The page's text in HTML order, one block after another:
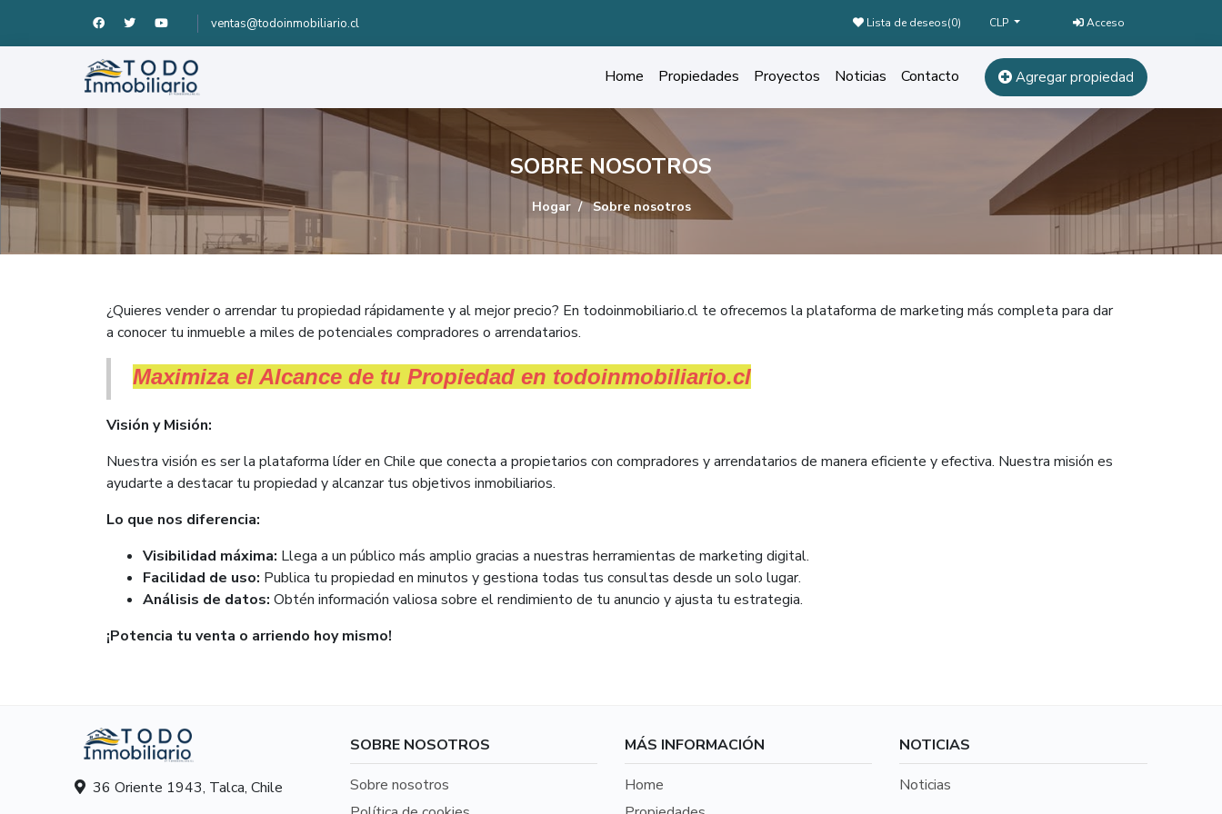
ventas@todoinmobiliario.cl Lista de deseos(0) CLP Acceso
Home Propiedades Proyectos Noticias Contacto Agregar propiedad
SOBRE NOSOTROS
Hogar Sobre nosotros
¿Quieres vender o arrendar tu propiedad rápidamente y al mejor precio? En todoinmobiliario.cl te ofrecemos la plataforma de marketing más completa para dar
a conocer tu inmueble a miles de potenciales compradores o arrendatarios.
Maximiza el Alcance de tu Propiedad en todoinmobiliario.cl
Visión y Misión:
Nuestra visión es ser la plataforma líder en Chile que conecta a propietarios con compradores y arrendatarios de manera eficiente y efectiva. Nuestra misión es
ayudarte a destacar tu propiedad y alcanzar tus objetivos inmobiliarios.
Lo que nos diferencia:
Visibilidad máxima: Llega a un público más amplio gracias a nuestras herramientas de marketing digital.
Facilidad de uso: Publica tu propiedad en minutos y gestiona todas tus consultas desde un solo lugar.
Análisis de datos: Obtén información valiosa sobre el rendimiento de tu anuncio y ajusta tu estrategia.
¡Potencia tu venta o arriendo hoy mismo!
36 Oriente 1943, Talca, Chile
SOBRE NOSOTROS
Sobre nosotros
MÁS INFORMACIÓN
Home
NOTICIAS
Noticias